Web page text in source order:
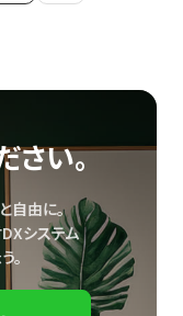
さい。
自由に。
システム
。